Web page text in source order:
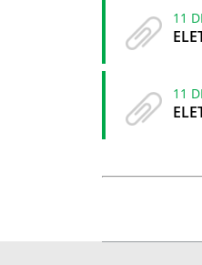
11
11